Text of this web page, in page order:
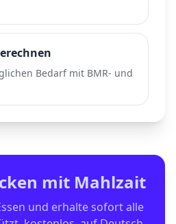
Bedarf mit BMR- und
mit Mahlzait
und erhalte sofort alle